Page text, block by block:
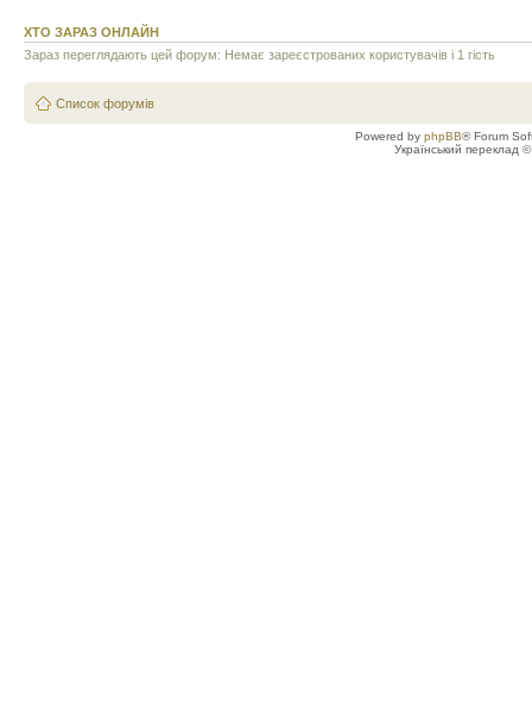
ХТО ЗАРАЗ ОНЛАЙН
Зараз переглядають цей форум: Немає зареєстрованих користувачів і 1 гість
Список форумів
Powered by phpBB® Forum
Український переклад